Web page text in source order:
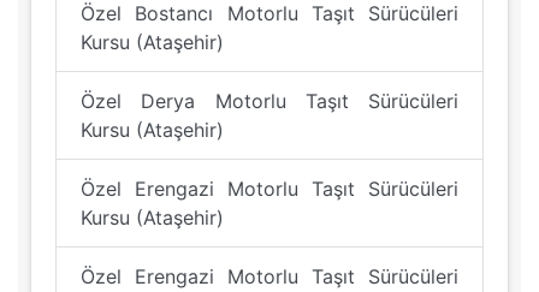
Özel Bostancı Motorlu Taşıt Sürücüleri
Kursu (Ataşehir)
Özel Derya Motorlu Taşıt Sürücüleri
Kursu (Ataşehir)
Özel Erengazi Motorlu Taşıt Sürücüleri
Kursu (Ataşehir)
Özel Erengazi Motorlu Taşıt Sürücüleri